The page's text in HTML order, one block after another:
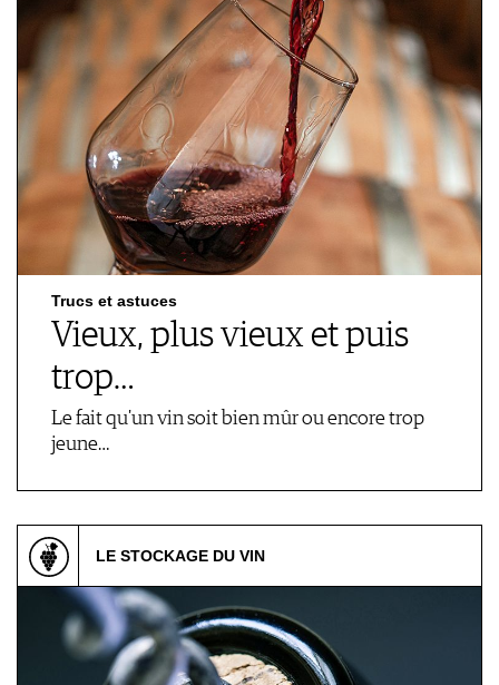
Trucs et astuces
Vieux, plus vieux et puis
trop…
Le fait qu'un vin soit bien mûr ou encore trop
jeune…
LE STOCKAGE DU VIN